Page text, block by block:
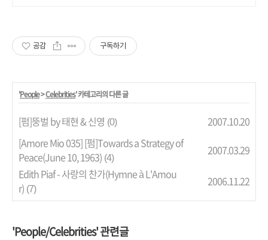
공감 구독하기
'People>Celebrities' 카테고리의 다른 글
[펌]뚱벌 by 태현 & 신영 (0)
2007.10.20
[Amore Mio 035] [펌]Towards a Strategy of
Peace(June 10, 1963) (4)
2007.03.29
Edith Piaf - 사랑의 찬가(Hymne à L'Amou
r) (7)
2006.11.22
'People/Celebrities' 관련글